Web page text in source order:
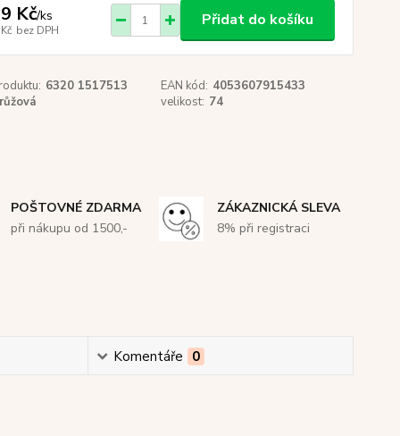
Kč/ks
bez DPH
Přidat do košíku
6320 1517513 EAN kód: 4053607915433
růžová velikost: 74
POŠTOVNÉ ZDARMA
při nákupu od 1500,-
ZÁKAZNICKÁ SLEVA
8% při registraci
Komentáře 0